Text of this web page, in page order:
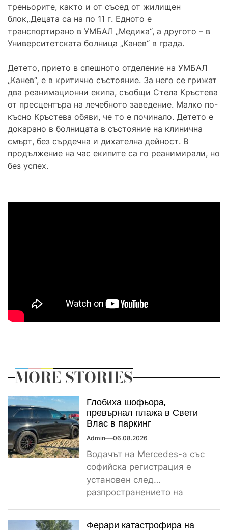
треньорите, както и от съсед от жилищен
блок,.Децата са на по 11 г. Едното е
транспортирано в УМБАЛ „Медика“, а другото – в
Университетската болница „Канев“ в града.
Детето, прието в спешното отделение на УМБАЛ
„Канев“, е в критично състояние. За него се грижат
два реанимационни екипа, съобщи Стела Кръстева
от пресцентъра на лечебното заведение. Малко по-
късно Кръстева обяви, че то е починало. Детето е
докарано в болницата в състояние на клинична
смърт, без сърдечна и дихателна дейност. В
продължение на час екипите са го реанимирали, но
без успех.
MORE STORIES
Глобиха шофьора,
превърнал плажа в Свети
Влас в паркинг
Admin 06.08.2026
Водачът на Mercedes-а със
софийска регистрация е
установен след
разпространението на
Ферари катастрофира на